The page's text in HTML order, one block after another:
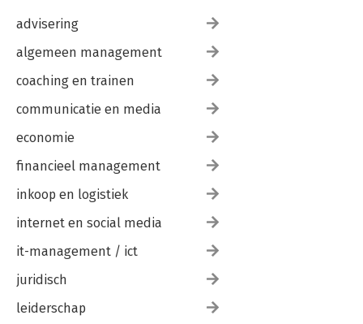
advisering
algemeen management
coaching en trainen
communicatie en media
economie
financieel management
inkoop en logistiek
internet en social media
it-management / ict
juridisch
leiderschap